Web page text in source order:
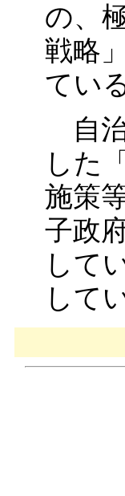
の、
戦略
てい
自治
した
施策
子政
して
して